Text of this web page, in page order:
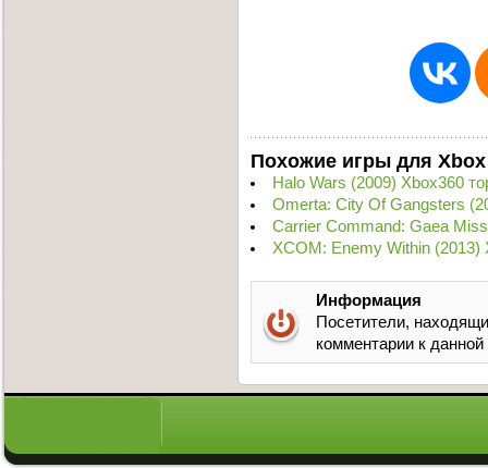
Похожие игры для Xbox
Halo Wars (2009) Xbox360
Omerta: City Of Gangsters
Carrier Command: Gaea
XCOM: Enemy Within (2013)
Информация
Посетители,
комментарии к